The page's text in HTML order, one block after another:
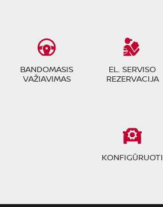
BANDOMASIS
VAŽIAVIMAS
EL. SERVISO
REZERVACIJA
KONFIGŪRUOTI